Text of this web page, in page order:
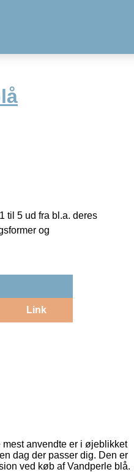
til 5 ud fra bl.a. deres
og
Link
anvendte er i øjeblikket
dag der passer dig. Den er
ved køb af Vandperle blå.